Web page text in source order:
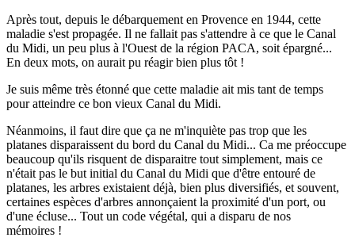
Après tout, depuis le débarquement en Provence en 1944, cette
maladie s'est propagée. Il ne fallait pas s'attendre à ce que le Canal
du Midi, un peu plus à l'Ouest de la région PACA, soit épargné...
En deux mots, on aurait pu réagir bien plus tôt !
Je suis même très étonné que cette maladie ait mis tant de temps
pour atteindre ce bon vieux Canal du Midi.
Néanmoins, il faut dire que ça ne m'inquiète pas trop que les
platanes disparaissent du bord du Canal du Midi... Ca me préoccupe
beaucoup qu'ils risquent de disparaitre tout simplement, mais ce
n'était pas le but initial du Canal du Midi que d'être entouré de
platanes, les arbres existaient déjà, bien plus diversifiés, et souvent,
certaines espèces d'arbres annonçaient la proximité d'un port, ou
d'une écluse... Tout un code végétal, qui a disparu de nos
mémoires !